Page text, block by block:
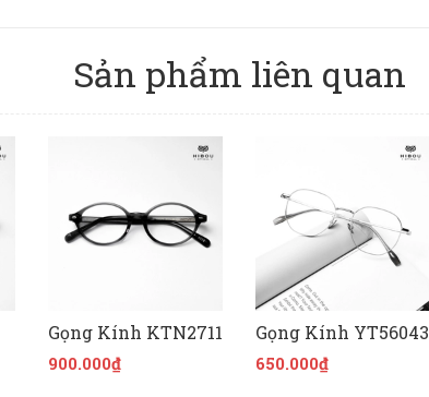
Sản phẩm liên quan
Gọng Kính KTN2711
900.000₫
Gọng Kính YT56043
650.000₫